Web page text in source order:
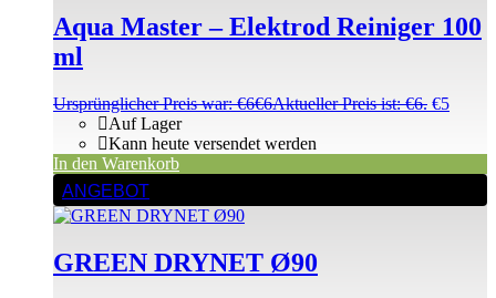
Aqua Master – Elektrod Reiniger 100
ml
Ursprünglicher Preis war: €6€6Aktueller Preis ist: €6. €5
Auf Lager
Kann heute versendet werden
In den Warenkorb
ANGEBOT
GREEN DRYNET Ø90